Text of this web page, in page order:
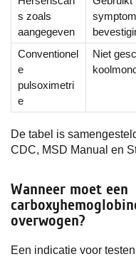
s zoals
aangegeven
Conventionel
e
pulsoximetri
e
Niet
De tabel is
CDC, MSD Manual en
Wanneer moet een
overwogen?
Een indicatie voor